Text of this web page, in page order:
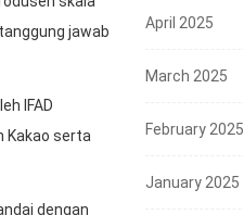
jawab
IFAD
Kakao serta
dengan
April 2025
March 2025
February 2025
January 2025